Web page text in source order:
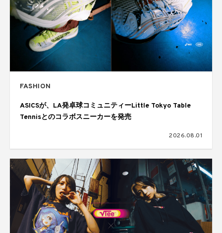
FASHION
ASICSが、LA発卓球コミュニティーLittle Tokyo Table
Tennisとのコラボスニーカーを発売
2026.08.01